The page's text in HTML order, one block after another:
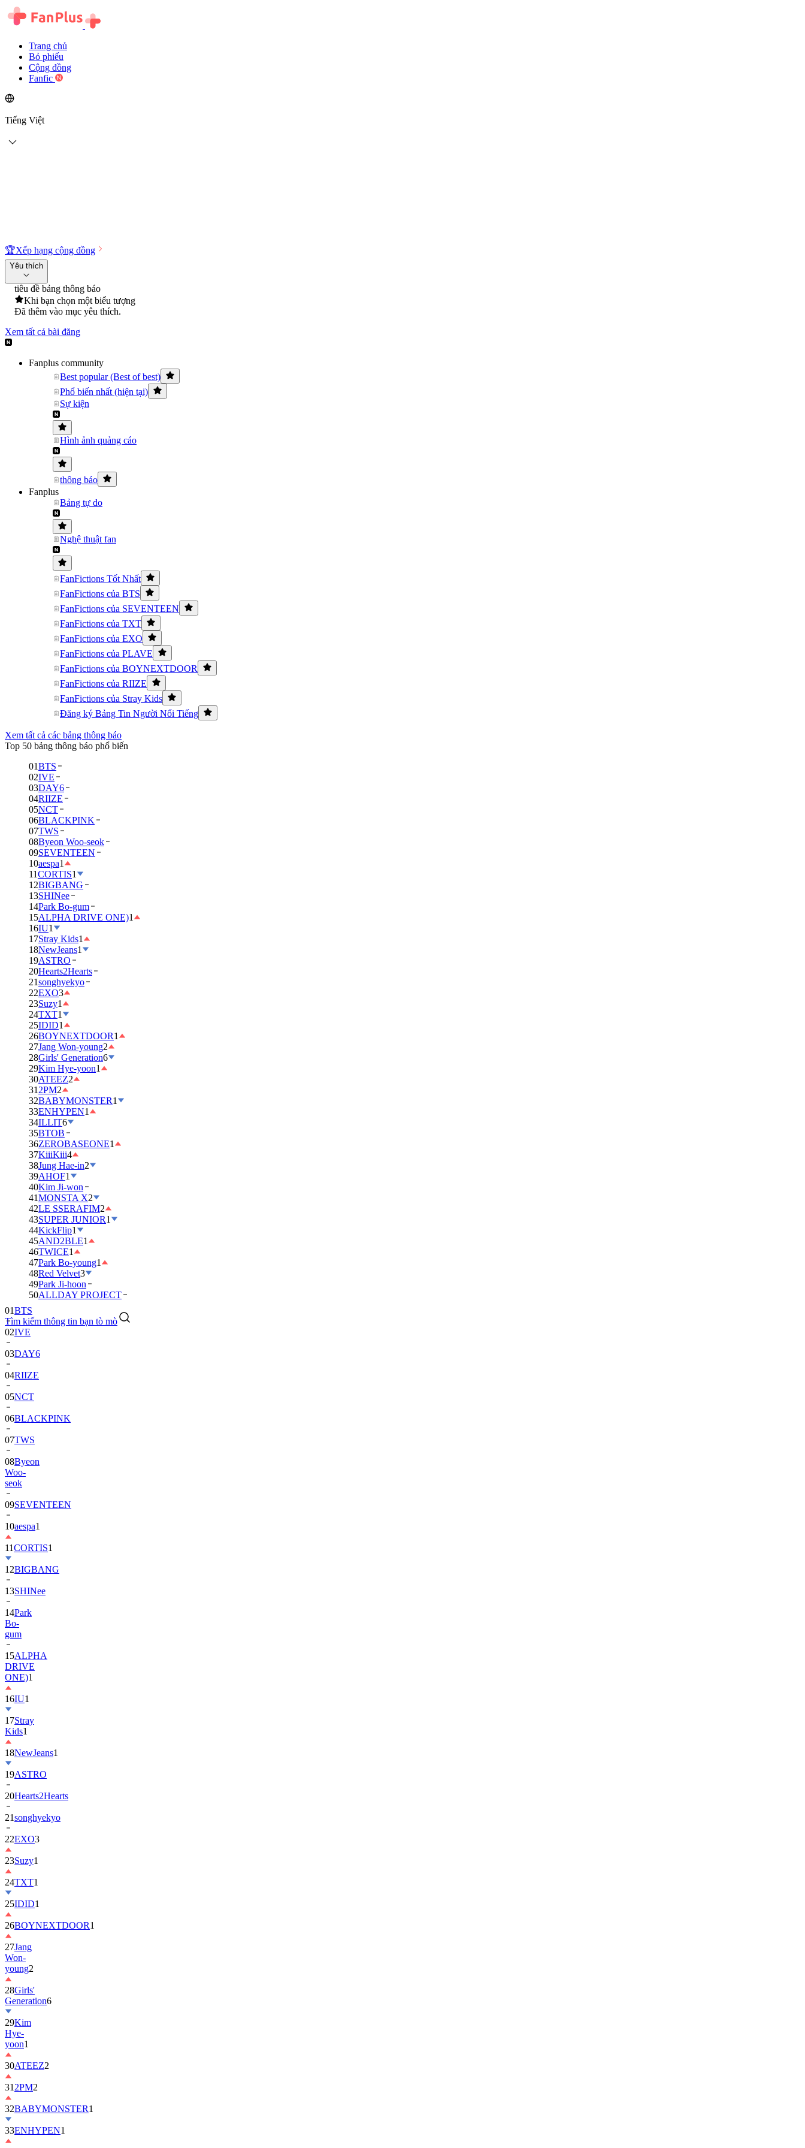
Trang chủ
Bỏ phiếu
Cộng đồng
Fanfic
Tiếng Việt
🏆Xếp hạng cộng đồng
Yêu thích
tiêu đề bảng thông báo
Khi bạn chọn một biểu tượng
Đã thêm vào mục yêu thích.
Xem tất cả bài đăng
Fanplus community
Best popular (Best of best)
Phổ biến nhất (hiện tại)
Sự kiện
Hình ảnh quảng cáo
thông báo
Fanplus
Bảng tự do
Nghệ thuật fan
FanFictions Tốt Nhất
FanFictions của BTS
FanFictions của SEVENTEEN
FanFictions của TXT
FanFictions của EXO
FanFictions của PLAVE
FanFictions của BOYNEXTDOOR
FanFictions của RIIZE
FanFictions của Stray Kids
Đăng ký Bảng Tin Người Nổi Tiếng
Xem tất cả các bảng thông báo
Top 50 bảng thông báo phổ biến
01BTS
02IVE
03DAY6
04RIIZE
05NCT
06BLACKPINK
07TWS
08Byeon Woo-seok
09SEVENTEEN
10aespa1
11CORTIS1
12BIGBANG
13SHINee
14Park Bo-gum
15ALPHA DRIVE ONE)1
16IU1
17Stray Kids1
18NewJeans1
19ASTRO
20Hearts2Hearts
21songhyekyo
22EXO3
23Suzy1
24TXT1
25IDID1
26BOYNEXTDOOR1
27Jang Won-young2
28Girls' Generation6
29Kim Hye-yoon1
30ATEEZ2
31 2PM2
32BABYMONSTER1
33ENHYPEN1
34ILLIT6
35BTOB
36ZEROBASEONE1
37KiiiKiii4
38Jung Hae-in2
39AHOF1
40Kim Ji-won
41MONSTA X2
42LE SSERAFIM2
43SUPER JUNIOR1
44KickFlip1
45AND2BLE1
46TWICE1
47Park Bo-young1
48Red Velvet3
49Park Ji-hoon
50ALLDAY PROJECT
Tìm kiếm thông tin bạn tò mò
BTS
02IVE
03DAY6
04RIIZE
05NCT
06BLACKPINK
07TWS
08Byeon
Woo-
seok
09SEVENTEEN
10aespa1
11CORTIS
12BIGBANG
13SHINee
14Park
Bo-
gum
15ALPHA
DRIVE
ONE)1
16IU1
17Stray
Kids
18NewJeans
19ASTRO
20Hearts2Hearts
21songhyekyo
22EXO3
23Suzy1
24TXT1
25IDID1
26BOYNEXTDOOR
27Jang
Won-
young2
28Girls'
Generation
29Kim
Hye-
yoon1
30ATEEZ
312PM2
32 BABYMONSTER
33ENHYPEN1
34ILLIT6